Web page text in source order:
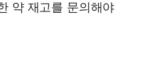
약 재고를 문의해야